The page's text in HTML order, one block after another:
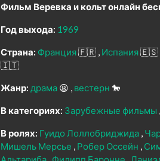
Фильм Веревка и кольт онлайн
Год выхода: 1969
Страна: Франция🇫🇷 Испания🇪🇸
🇮🇹
Жанр: драма 😫 вестерн 🐎
В категориях: Зарубежные фильмы
В ролях: Гуидо Лоллобриджида
Мишель Мерсье
Робер Оссейн